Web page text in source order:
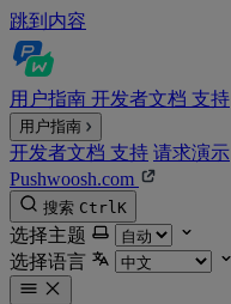
跳到内容
用户指南 开发者文档 支持
用户指南
开发者文档 支持 请求演示
Pushwoosh.com
搜索 CtrlK
选择主题
选择语言